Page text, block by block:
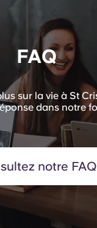
FAQ
sur la vie à St
dans notre
notre FAQ